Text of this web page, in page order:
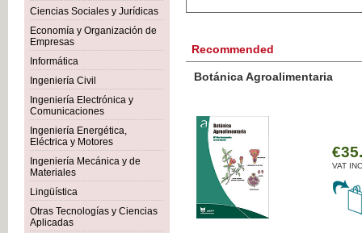
Ciencias Sociales y Jurídicas
Economía y Organización de
Empresas
Informática
Ingeniería Civil
Ingeniería Electrónica y
Comunicaciones
Ingeniería Energética,
Eléctrica y Motores
Ingeniería Mecánica y de
Materiales
Lingüística
Otras Tecnologías y Ciencias
Aplicadas
Recommended
Botánica Agroalimentaria
VAT